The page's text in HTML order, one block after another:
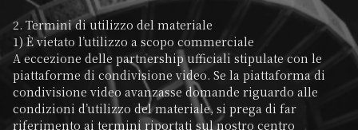
2. Termini di utilizzo del materiale
1) È vietato l’utilizzo a scopo commerciale
A eccezione delle partnership ufficiali stipulate con le
piattaforme di condivisione video. Se la piattaforma di
condivisione video avanzasse domande riguardo alle
condizioni d’utilizzo del materiale, si prega di far
riferimento ai termini riportati sul nostro centro